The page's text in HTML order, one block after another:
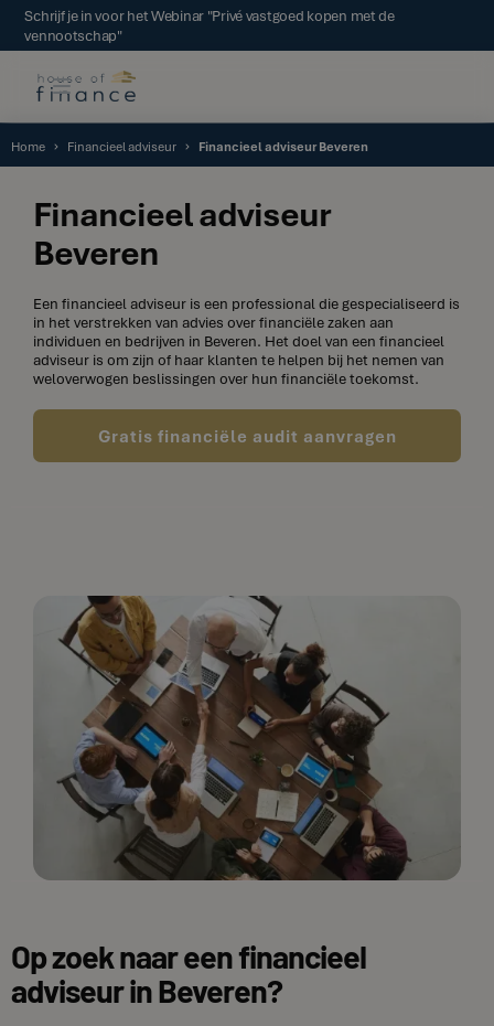
Schrijf je in voor het Webinar "Privé vastgoed kopen met de
vennootschap"
Home Financieel adviseur Financieel adviseur Beveren
Financieel adviseur
Beveren
Een financieel adviseur is een professional die gespecialiseerd is
in het verstrekken van advies over financiële zaken aan
individuen en bedrijven in Beveren. Het doel van een financieel
adviseur is om zijn of haar klanten te helpen bij het nemen van
weloverwogen beslissingen over hun financiële toekomst.
Gratis financiële audit aanvragen
Op zoek naar een financieel
adviseur in Beveren?